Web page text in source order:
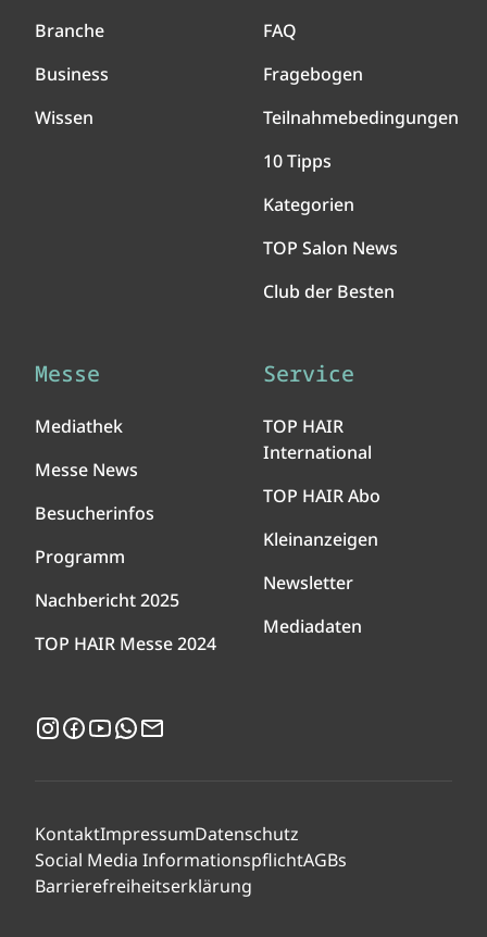
Branche
Business
Wissen
FAQ
Fragebogen
Teilnahmebedingungen
10 Tipps
Kategorien
TOP Salon News
Club der Besten
Messe
Mediathek
Messe News
Besucherinfos
Programm
Nachbericht 2025
TOP HAIR Messe 2024
Service
TOP HAIR
International
TOP HAIR Abo
Kleinanzeigen
Newsletter
Mediadaten
Instagram
Facebook
YouTubeWhatsApp
KontaktImpressumDatenschutz
Social Media InformationspflichtAGBs
Barrierefreiheitserklärung